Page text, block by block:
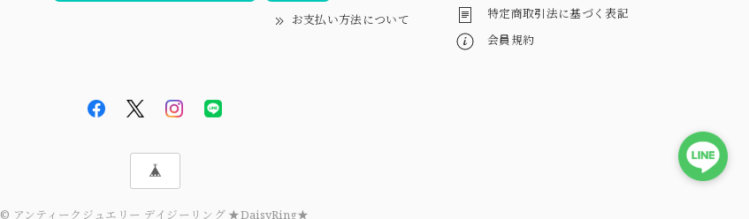
お支払い方法について
特定商取引法に基づく表記
会員規約
© アンティークジュエリー デイジーリング ★DaisyRing★